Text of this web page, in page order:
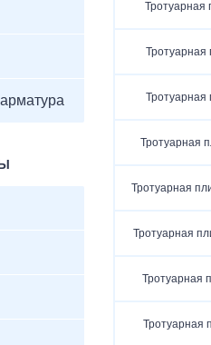
Тротуарная
Тротуарная
Тротуарная
Тротуарная
Тротуарная
Тротуарная
Тротуарная
Тротуарная